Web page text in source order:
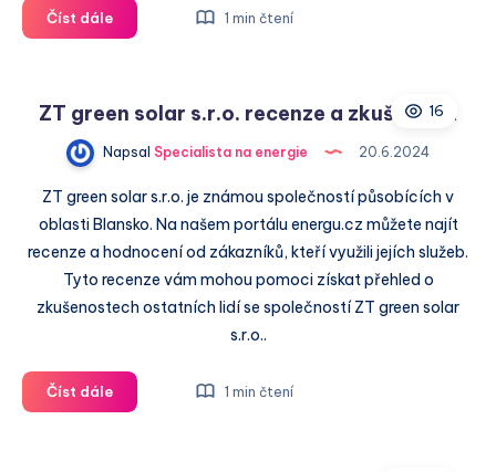
Číst dáleZT
hydro
a
zkušenosti
1 min čtení
16
ZT green solar s.r.o. recenze a zkušenosti
Napsal Specialista na energie 20.6.2024
ZT green solar s.r.o. je známou společností působících v
oblasti Blansko. Na našem portálu energu.cz můžete najít
recenze a hodnocení od zákazníků, kteří využili jejích služeb.
Tyto recenze vám mohou pomoci získat přehled o
zkušenostech ostatních lidí se společností ZT green solar
s.r.o..
Číst dáleZT
green
1 min čtení